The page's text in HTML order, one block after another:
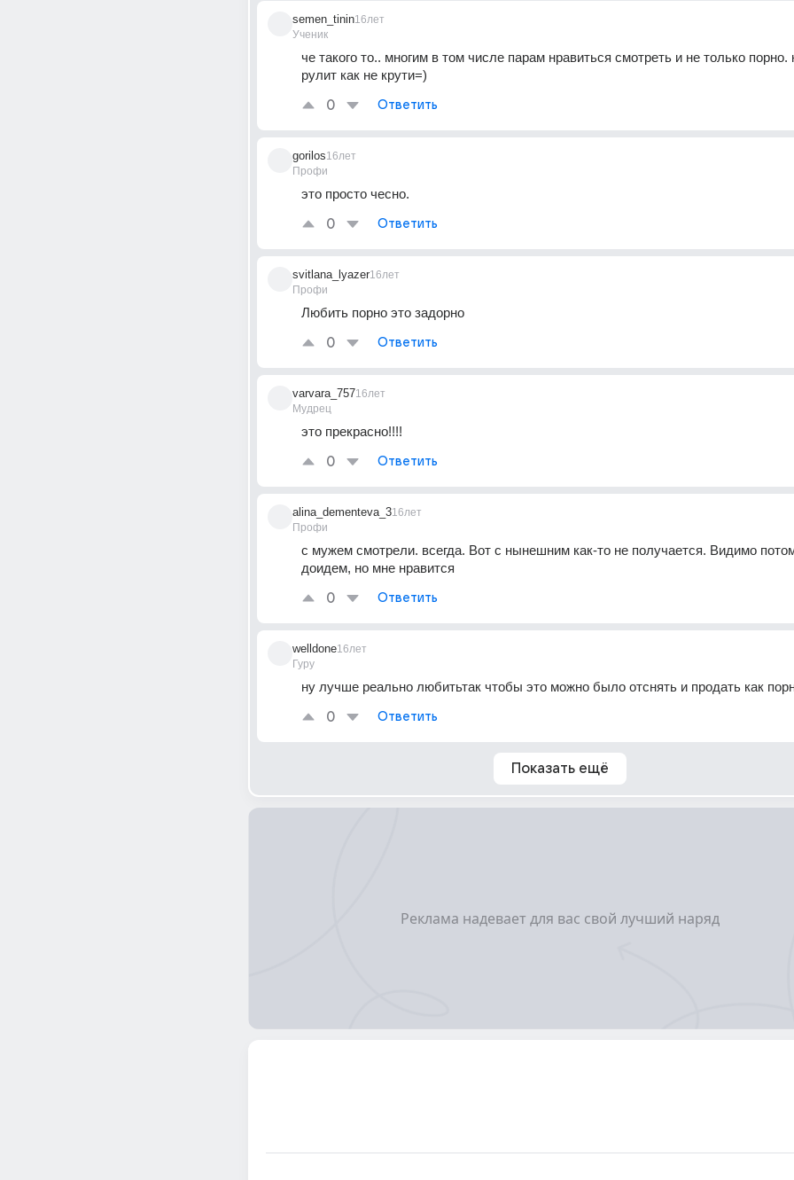
semen_tinin
Ученик
16лет
че такого то.. многим в том числе парам нравиться смотреть и не только порно.
рулит как не крути=)
0 Ответить
gorilos
Профи
16лет
это просто чесно.
0 Ответить
svitlana_lyazer
Профи
16лет
Любить порно это задорно
0 Ответить
varvara_757
Мудрец
16лет
это прекрасно!!!!
0 Ответить
alina_dementeva_3
Профи
16лет
с мужем смотрели. всегда. Вот с нынешним как-то не получается. Видимо
доидем, но мне нравится
0 Ответить
welldone
Гуру
16лет
ну лучше реально любитьтак чтобы это можно было отснять и продать как
0 Ответить
Показать ещё